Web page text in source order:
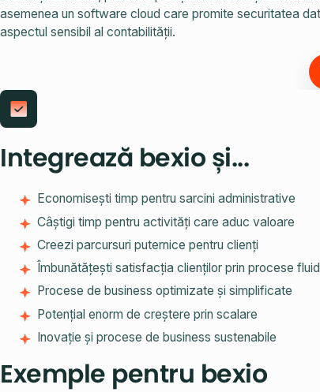
asemenea un software cloud care promite securitatea
aspectul sensibil al contabilității.
Integrează bexio și...
Economisești timp pentru sarcini administrative
Câștigi timp pentru activități care aduc valoare
Creezi parcursuri puternice pentru clienți
Îmbunătățești satisfacția clienților prin procese
Procese de business optimizate și simplificate
Potențial enorm de creștere prin scalare
Inovație și procese de business sustenabile
Exemple pentru bexio